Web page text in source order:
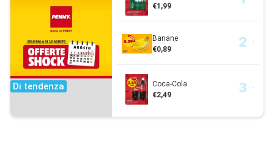
Di tendenza
€1,99
Banane
€0,89
Coca-Cola
€2,49